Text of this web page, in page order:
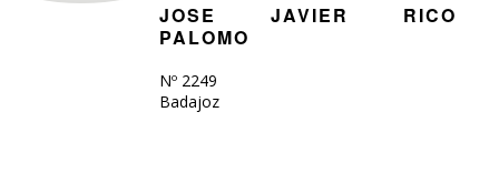
JOSE JAVIER RICO
PALOMO
Nº 2249
Badajoz